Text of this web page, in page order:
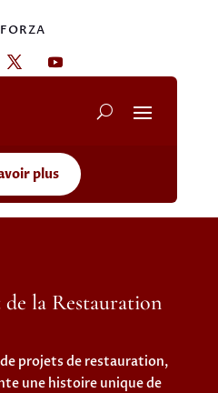
plus
la Restauration
projets de restauration,
une histoire unique de